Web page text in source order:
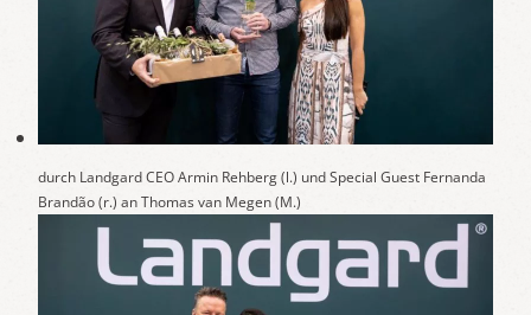
durch Landgard CEO Armin Rehberg (l.) und Special Guest Fernanda
Brandão (r.) an Thomas van Megen (M.)